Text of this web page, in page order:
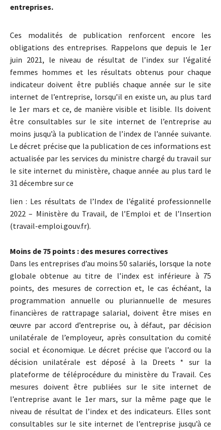
entreprises.
Ces modalités de publication renforcent encore les
obligations des entreprises. Rappelons que depuis le 1er
juin 2021, le niveau de résultat de l’index sur l’égalité
femmes hommes et les résultats obtenus pour chaque
indicateur doivent être publiés chaque année sur le site
internet de l’entreprise, lorsqu’il en existe un, au plus tard
le 1er mars et ce, de manière visible et lisible. Ils doivent
être consultables sur le site internet de l’entreprise au
moins jusqu’à la publication de l’index de l’année suivante.
Le décret précise que la publication de ces informations est
actualisée par les services du ministre chargé du travail sur
le site internet du ministère, chaque année au plus tard le
31 décembre sur ce
lien : Les résultats de l’Index de l’égalité professionnelle
2022 – Ministère du Travail, de l’Emploi et de l’Insertion
(travail-emploi.gouv.fr).
Moins de 75 points : des mesures correctives
Dans les entreprises d’au moins 50 salariés, lorsque la note
globale obtenue au titre de l’index est inférieure à 75
points, des mesures de correction et, le cas échéant, la
programmation annuelle ou pluriannuelle de mesures
financières de rattrapage salarial, doivent être mises en
œuvre par accord d’entreprise ou, à défaut, par décision
unilatérale de l’employeur, après consultation du comité
social et économique. Le décret précise que l’accord ou la
décision unilatérale est déposé à la Dreets * sur la
plateforme de téléprocédure du ministère du Travail. Ces
mesures doivent être publiées sur le site internet de
l’entreprise avant le 1er mars, sur la même page que le
niveau de résultat de l’index et des indicateurs. Elles sont
consultables sur le site internet de l’entreprise jusqu’à ce